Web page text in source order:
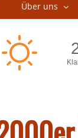
Über uns